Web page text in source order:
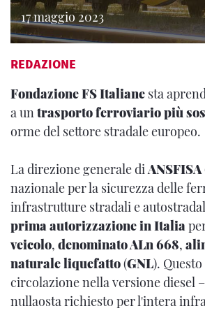
17 maggio 2023
REDAZIONE
Fondazione FS Italiane sta
a untrasporto ferroviario più
orme del settore stradale europeo.
La direzione generale diANSFISA
nazionale per la sicurezza delle
infrastrutture stradali e
prima autorizzazione in Italia
veicolo, denominato ALn 668,
naturale liquefatto(GNL).
circolazione nella versione diesel
nullaosta richiesto per l'intera